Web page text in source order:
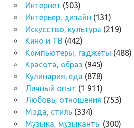
Интернет (503)
Интерьер, дизайн (131)
Искусство, культура (219)
Кино и ТВ (442)
Компьютеры, гаджеты (488)
Красота, образ (945)
Кулинария, еда (878)
Личный опыт (1 911)
Любовь, отношения (753)
Мода, стиль(334)
Музыка, музыканты (300)